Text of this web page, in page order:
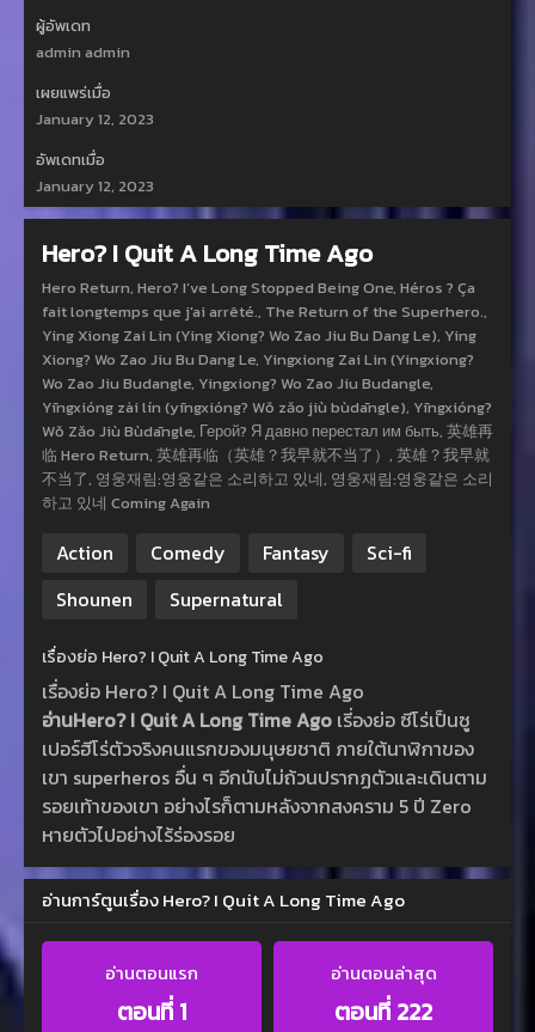
ผู้อัพเดท
admin admin
เผยแพร่เมื่อ
January 12, 2023
อัพเดทเมื่อ
January 12, 2023
Hero? I Quit A Long Time Ago
Hero Return, Hero? I’ve Long Stopped Being One, Héros ? Ça
fait longtemps que j'ai arrêté., The Return of the Superhero.,
Ying Xiong Zai Lin (Ying Xiong? Wo Zao Jiu Bu Dang Le), Ying
Xiong? Wo Zao Jiu Bu Dang Le, Yingxiong Zai Lin (Yingxiong?
Wo Zao Jiu Budangle, Yingxiong? Wo Zao Jiu Budangle,
Yīngxióng zài lín (yīngxióng? Wǒ zǎo jiù bùdāngle), Yīngxióng?
Wǒ Zǎo Jiù Bùdāngle, Герой? Я давно перестал им быть, 英雄再
临 Hero Return, 英雄再临（英雄？我早就不当了）, 英雄？我早就
不当了, 영웅재림:영웅같은 소리하고 있네, 영웅재림:영웅같은 소리
하고 있네 Coming Again
Action Comedy Fantasy
Sci-fi
Shounen
Supernatural
เรื่องย่อ Hero? I Quit A Long Time Ago
เรื่องย่อ Hero? I Quit A Long Time Ago
อ่านHero? I Quit A Long Time Ago เรี่องย่อ ซีโร่เป็นซู
เปอร์ฮีโร่ตัวจริงคนแรกของมนุษยชาติ ภายใต้นาฬิกาของ
เขา superheros อื่น ๆ อีกนับไม่ถ้วนปรากฏตัวและเดินตาม
รอยเท้าของเขา อย่างไรก็ตามหลังจากสงคราม 5 ปี Zero
หายตัวไปอย่างไร้ร่องรอย
อ่านการ์ตูนเรื่อง Hero? I Quit A Long Time Ago
อ่านตอนแรก
ตอนที่ 1
อ่านตอนล่าสุด
ตอนที่ 222